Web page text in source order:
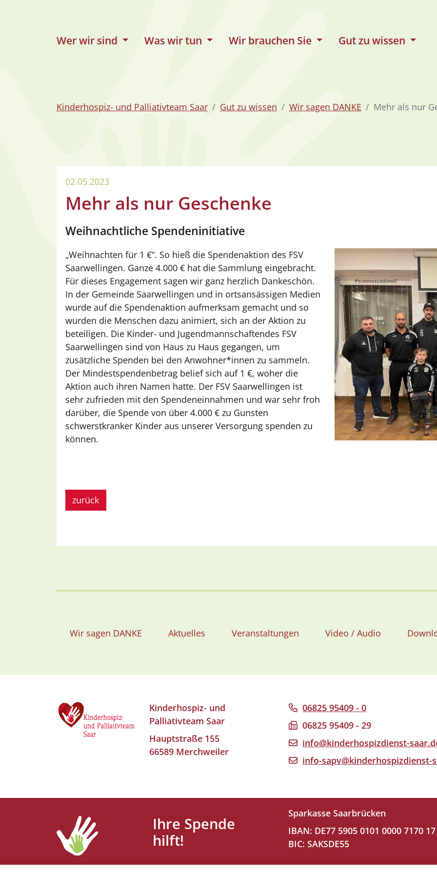
Wer wir sind Was wir tun Wir brauchen Sie Gut zu wissen
Kinderhospiz- und Palliativteam Saar Gut zu wissen Wir sagen DANKE Mehr als nur
02.05.2023
Mehr als nur Geschenke
Weihnachtliche Spendeninitiative
„Weihnachten für 1 €“. So hieß die Spendenaktion des FSV
Saarwellingen. Ganze 4.000 € hat die Sammlung eingebracht.
Für dieses Engagement sagen wir ganz herzlich Dankeschön.
In der Gemeinde Saarwellingen und in ortsansässigen Medien
wurde auf die Spendenaktion aufmerksam gemacht und so
wurden die Menschen dazu animiert, sich an der Aktion zu
beteiligen. Die Kinder- und Jugendmannschaftendes FSV
Saarwellingen sind von Haus zu Haus gegangen, um
zusätzliche Spenden bei den Anwohner*innen zu sammeln.
Der Mindestspendenbetrag belief sich auf 1 €, woher die
Aktion auch ihren Namen hatte. Der FSV Saarwellingen ist
sehr zufrieden mit den Spendeneinnahmen und war sehr froh
darüber, die Spende von über 4.000 € zu Gunsten
schwerstkranker Kinder aus unserer Versorgung spenden zu
können.
zurück
Wir sagen DANKE Aktuelles Veranstaltungen Video / Audio
Kinderhospiz- und
Palliativteam Saar
Hauptstraße 155
66589 Merchweiler
06825 95409 - 0
06825 95409 - 29
info@kinderhospizdienst-
info-sapv@kinderhospizdienst-
Ihre Spende
hilft!
Sparkasse Saarbrücken
IBAN: DE77 5905 0101 0000 7170 17
BIC: SAKSDE55